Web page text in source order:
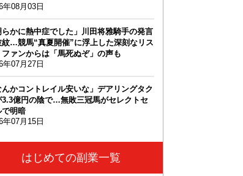
年08月03日
らかに熱中症でした」川田将雅騎手の発言
紋…競馬“真夏開催”に浮上した深刻なリス
ファンからは「馬死ぬぞ」の声も
年07月27日
んかコントレイル安いな」デアリングタク
3.3億円の陰で…無敗三冠馬がセレクトセ
で明暗
年07月15日
はじめての副業一覧